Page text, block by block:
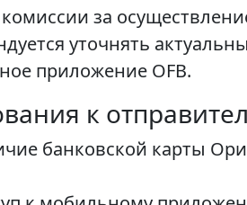
за
уточнять
приложение OFB.
к
банковской карты